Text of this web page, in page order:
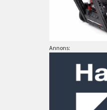
Annons: